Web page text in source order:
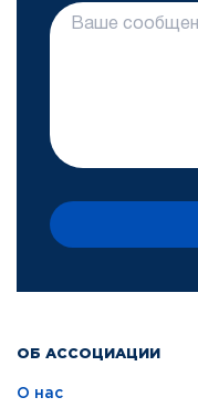
ОБ АССОЦИАЦИИ
О нас